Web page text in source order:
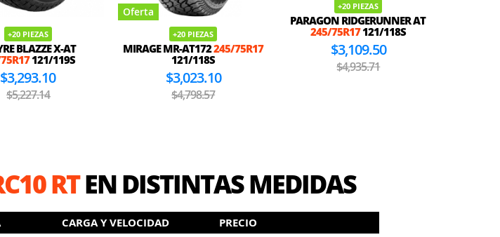
+20 PIEZAS
BLAZZE X-AT
121/119S
$3,293.10
$5,227.14
Oferta
+20 PIEZAS
MIRAGE MR-AT172245/75R17
121/118S
$3,023.10
$4,798.57
+20 PIEZAS
PARAGON RIDGERUNNER AT
245/75R17121/118S
$3,109.50
$4,935.71
RTEN DISTINTAS MEDIDAS
CARGA Y VELOCIDAD PRECIO